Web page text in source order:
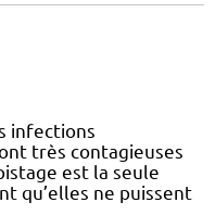
infections
très contagieuses
est la seule
qu’elles ne puissent